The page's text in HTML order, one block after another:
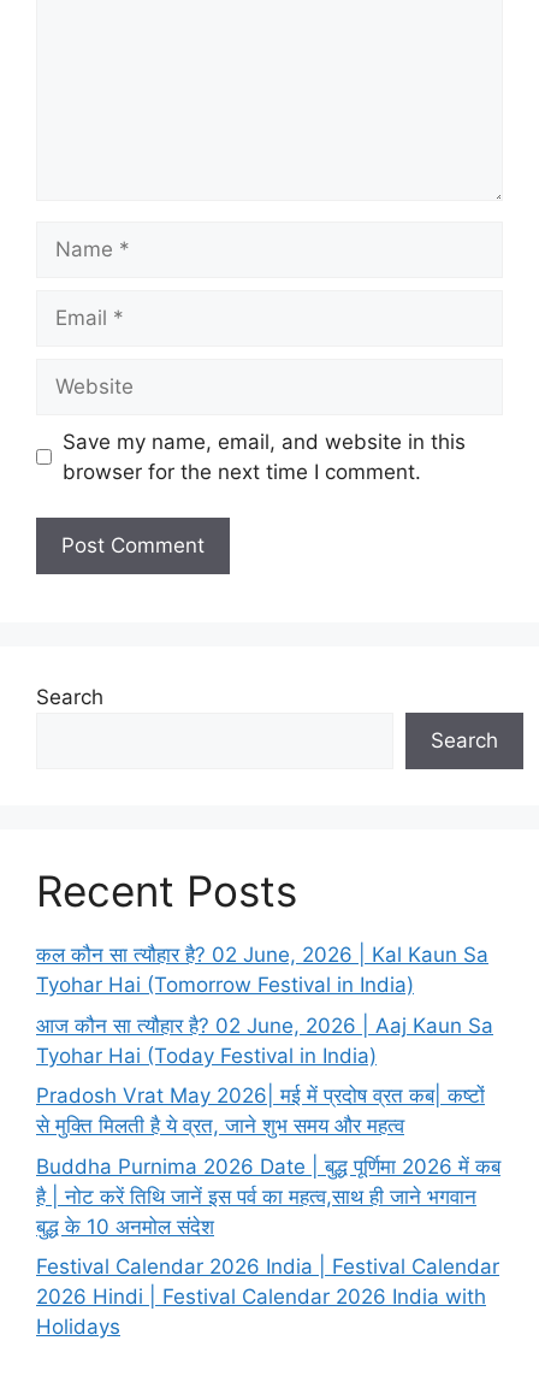
s
t
Save my name, email, and website in this
browser for the next time I comment.
Search
Search
Recent Posts
कल कौन सा त्यौहार है? 02 June, 2026 | Kal Kaun Sa
Tyohar Hai (Tomorrow Festival in India)
आज कौन सा त्यौहार है? 02 June, 2026 | Aaj Kaun Sa
Tyohar Hai (Today Festival in India)
Pradosh Vrat May 2026| मई में प्रदोष व्रत कब| कष्टों
से मुक्ति मिलती है ये व्रत, जाने शुभ समय और महत्व
Buddha Purnima 2026 Date | बुद्ध पूर्णिमा 2026 में कब
है | नोट करें तिथि जानें इस पर्व का महत्व,साथ ही जाने भगवान
बुद्ध के 10 अनमोल संदेश
Festival Calendar 2026 India | Festival Calendar
2026 Hindi | Festival Calendar 2026 India with
Holidays